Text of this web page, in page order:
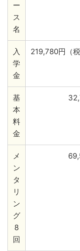
ー
ス
名
入
学
金
219,780円（税
基
本
料
金
メ
ン
タ
リ
ン
グ
8
回